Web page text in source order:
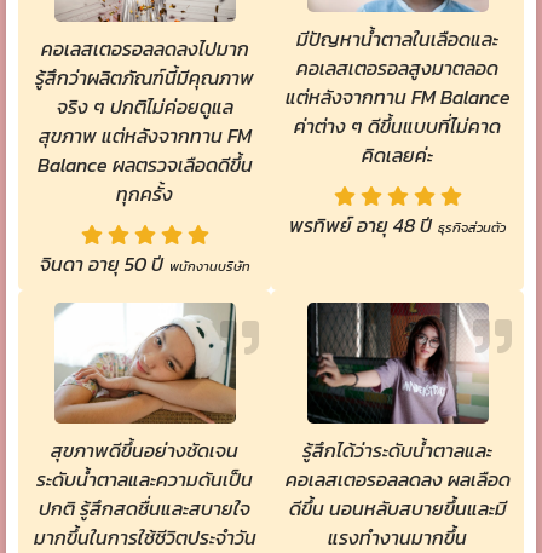
คอเลสเตอรอลลดลงไปมาก
รู้สึกว่าผลิตภัณฑ์นี้มีคุณภาพ
จริง ๆ ปกติไม่ค่อยดูแล
สุขภาพ แต่หลังจากทาน FM
Balance ผลตรวจเลือดดีขึ้น
ทุกครั้ง
จินดา อายุ 50 ปี พนักงานบริษัท
มีปัญหาน้ำตาลในเลือดและ
คอเลสเตอรอลสูงมาตลอด
แต่หลังจากทาน FM Balance
ค่าต่าง ๆ ดีขึ้นแบบที่ไม่คาด
คิดเลยค่ะ
พรทิพย์ อายุ 48 ปี ธุรกิจส่วนตัว
สุขภาพดีขึ้นอย่างชัดเจน
ระดับน้ำตาลและความดันเป็น
ปกติ รู้สึกสดชื่นและสบายใจ
มากขึ้นในการใช้ชีวิตประจำวัน
รู้สึกได้ว่าระดับน้ำตาลและ
คอเลสเตอรอลลดลง ผลเลือด
ดีขึ้น นอนหลับสบายขึ้นและมี
แรงทำงานมากขึ้น